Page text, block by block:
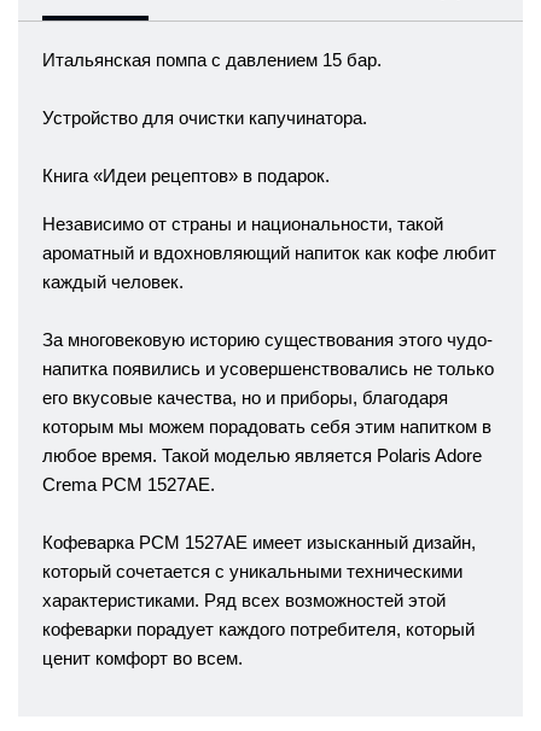
Итальянская помпа с давлением 15 бар.
Устройство для очистки капучинатора.
Книга «Идеи рецептов» в подарок.
Независимо от страны и национальности, такой
ароматный и вдохновляющий напиток как кофе любит
каждый человек.
За многовековую историю существования этого чудо-
напитка появились и усовершенствовались не только
его вкусовые качества, но и приборы, благодаря
которым мы можем порадовать себя этим напитком в
любое время. Такой моделью является Polaris Adore
Crema PCM 1527AE.
Кофеварка PCM 1527AE имеет изысканный дизайн,
который сочетается с уникальными техническими
характеристиками. Ряд всех возможностей этой
кофеварки порадует каждого потребителя, который
ценит комфорт во всем.